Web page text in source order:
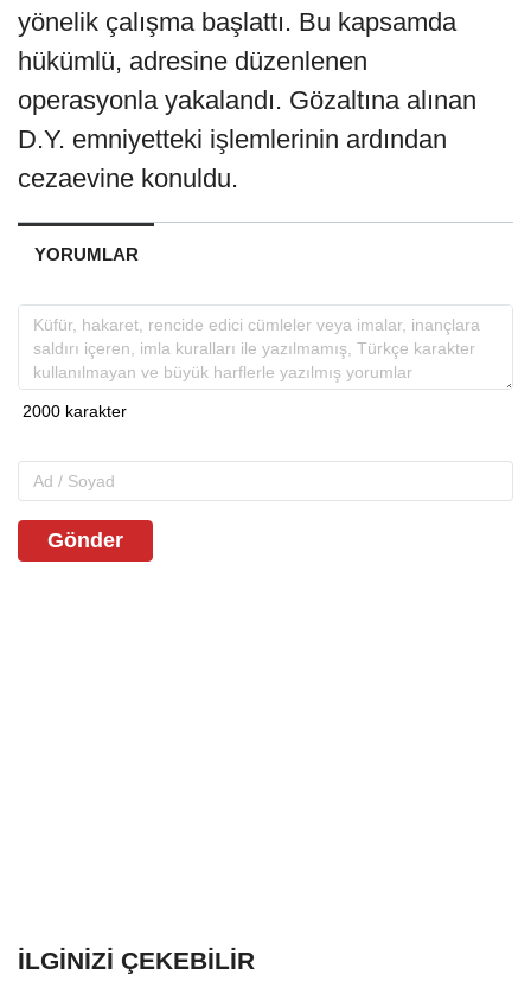
yönelik çalışma başlattı. Bu kapsamda
hükümlü, adresine düzenlenen
operasyonla yakalandı. Gözaltına alınan
D.Y. emniyetteki işlemlerinin ardından
cezaevine konuldu.
YORUMLAR
Gönder
İLGINIZI ÇEKEBILIR